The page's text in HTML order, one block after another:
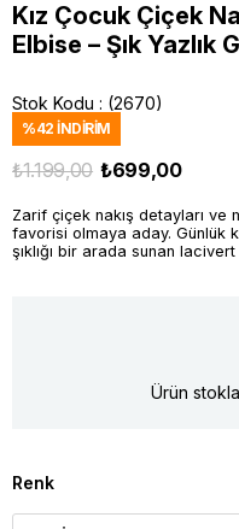
Kız Çocuk Çiçek
Elbise – Şık Yazlık
Stok Kodu (2670)
%42 İNDIRIM
₺1.199,00 ₺699,00
Zarif çiçek nakış detayları ve
favorisi olmaya aday. Günlük
şıklığı bir arada sunan
Ürün
Renk